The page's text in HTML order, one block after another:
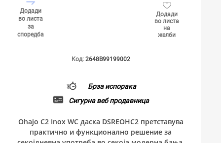
Додади
во листа
за
споредба
Додади
во листа
на
желби
Код: 2648B99199002
Брза испорака
Сигурна веб продавница
Ohajo C2 Inox WC даска DSREOHC2 претставува
практично и функционално решение за